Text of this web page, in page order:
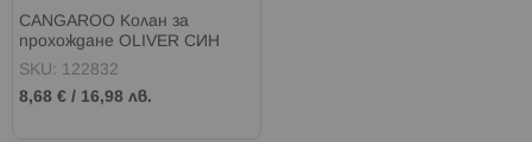
CANGAROO Колан за
прохождане OLIVER СИН
SKU: 122832
8,68 € / 16,98 лв.